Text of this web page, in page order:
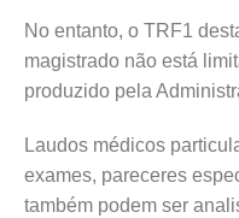
No entanto, o TRF1
magistrado não está
produzido pela
Laudos médicos
exames, pareceres
também podem ser